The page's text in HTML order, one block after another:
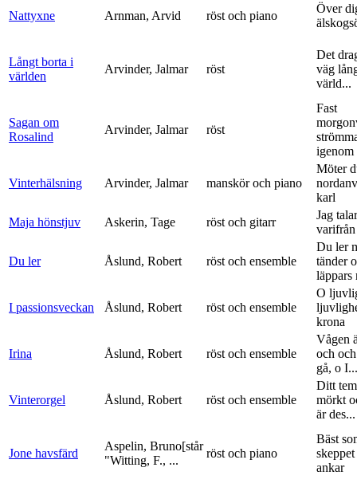
Nattyxne Arnman, Arvid röst och piano
Över
Långt borta i
världen
Arvinder, Jalmar röst
Det
väg
värld...
Sagan om
Rosalind
Arvinder, Jalmar röst
Fast
igenom
Vinterhälsning Arvinder, Jalmar manskör och piano
Möter
karl
Maja hönstjuv
Askerin, Tage röst och gitarr
Jag
Du ler Åslund, Robert röst och ensemble
Du ler
tänder
läppars
I passionsveckan Åslund, Robert röst och ensemble
O
krona
Irina Åslund, Robert röst och ensemble
Vågen
och
gå, o I...
Vinterorgel Åslund, Robert röst och ensemble
Ditt
mörkt
är des...
Jone havsfärd
Aspelin, Bruno[står
"Witting, F., ...
röst och piano
Bäst
ankar